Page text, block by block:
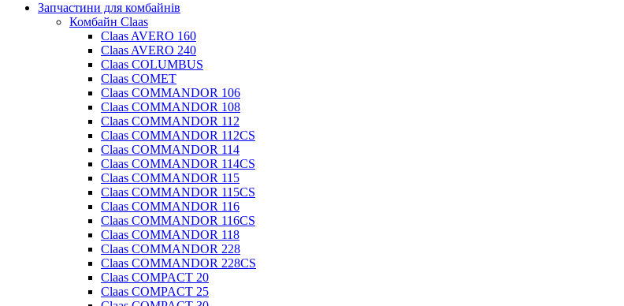
Запчастини для комбайнів
Комбайн Claas
Claas AVERO 160
Claas AVERO 240
Claas COLUMBUS
Claas COMET
Claas COMMANDOR 106
Claas COMMANDOR 108
Claas COMMANDOR 112
Claas COMMANDOR 112CS
Claas COMMANDOR 114
Claas COMMANDOR 114CS
Claas COMMANDOR 115
Claas COMMANDOR 115CS
Claas COMMANDOR 116
Claas COMMANDOR 116CS
Claas COMMANDOR 118
Claas COMMANDOR 228
Claas COMMANDOR 228CS
Claas COMPACT 20
Claas COMPACT 25